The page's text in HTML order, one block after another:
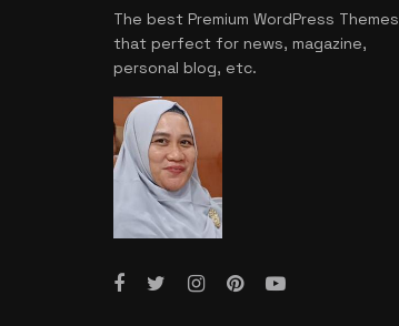
The best Premium WordPress Themes
that perfect for news, magazine,
personal blog, etc.